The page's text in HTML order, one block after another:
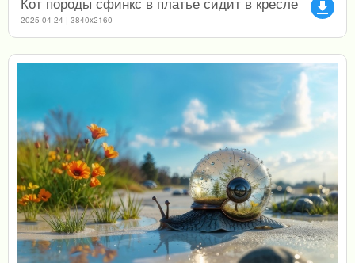
file_download
2025-04-24 | 3840x2160